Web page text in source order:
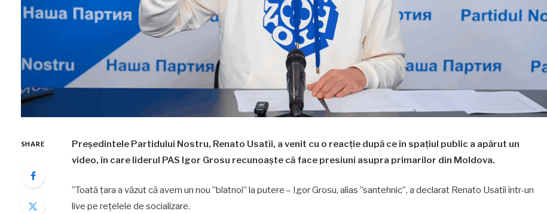
SHARE
Președintele Partidului Nostru, Renato Usatîi, a venit cu o reacție după ce în spațiul public a apărut un
video, în care liderul PAS Igor Grosu recunoaște că face presiuni asupra primarilor din Moldova.
”Toată țara a văzut că avem un nou ”blatnoi” la putere – Igor Grosu, alias ”santehnic”, a declarat Renato Usatîi într-un
live pe rețelele de socializare.